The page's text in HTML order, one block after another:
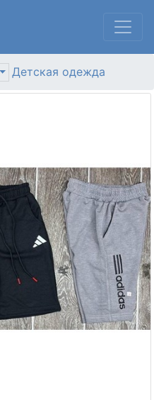
Детская одежда